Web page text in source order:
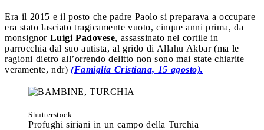
Era il 2015 e il posto che padre Paolo si preparava a occupare
era stato lasciato tragicamente vuoto, cinque anni prima, da
monsignor Luigi Padovese, assassinato nel cortile in
parrocchia dal suo autista, al grido di Allahu Akbar (ma le
ragioni dietro all’orrendo delitto non sono mai state chiarite
veramente, ndr) (Famiglia Cristiana, 15 agosto).
Shutterstock
Profughi siriani in un campo della Turchia